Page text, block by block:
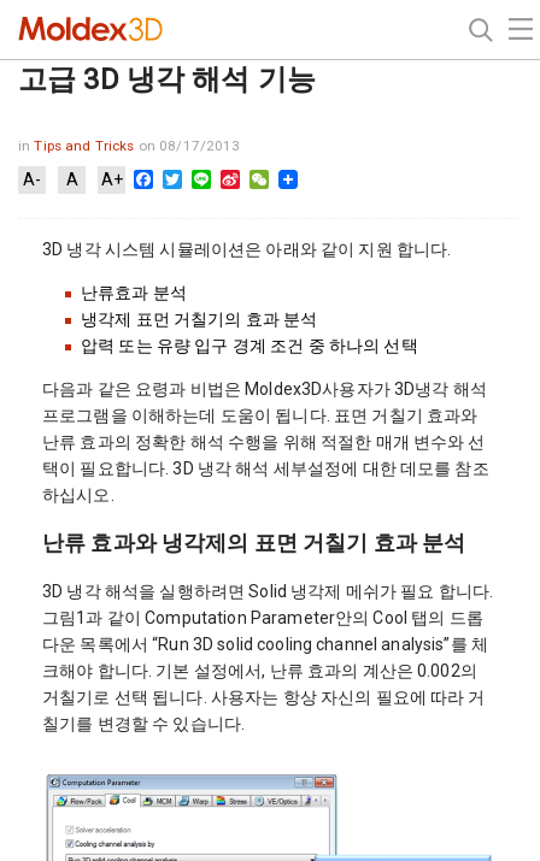
고급 3D 냉각 해석 기능
inTips and Tricks on 08/17/2013
A- A A+ Facebook
Twitter
Line Sina WeChat
3D 냉각 시스템 시뮬레이션은 아래와 같이 지원 합니다.
난류효과 분석
냉각제 표먼 거칠기의 효과 분석
압력 또는 유량 입구 경계 조건 중 하나의 선택
다음과 같은 요령과 비법은 Moldex3D사용자가 3D냉각 해석
프로그램을 이해하는데 도움이 됩니다. 표면 거칠기 효과와
난류 효과의 정확한 해석 수행을 위해 적절한 매개 변수와 선
택이 필요합니다. 3D 냉각 해석 세부설정에 대한 데모를 참조
하십시오.
난류 효과와 냉각제의 표면 거칠기 효과 분석
3D 냉각 해석을 실행하려면 Solid 냉각제 메쉬가 필요 합니다.
그림1과 같이 Computation Parameter안의 Cool 탭의 드롭
다운 목록에서 “Run 3D solid cooling channel analysis”를 체
크해야 합니다. 기본 설정에서, 난류 효과의 계산은 0.002의
거칠기로 선택 됩니다. 사용자는 항상 자신의 필요에 따라 거
칠기를 변경할 수 있습니다.